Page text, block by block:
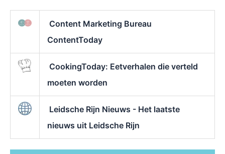
Content Marketing Bureau
ContentToday
CookingToday: Eetverhalen die verteld
moeten worden
Leidsche Rijn Nieuws - Het laatste
nieuws uit Leidsche Rijn